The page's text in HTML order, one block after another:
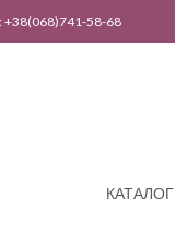
58-68
КАТАЛОГ